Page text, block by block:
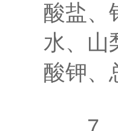
酸盐、
水、山
酸钾、